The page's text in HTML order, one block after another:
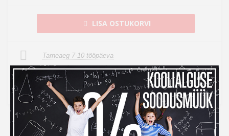
LISA OSTUKORVI
Tarneaeg 7-10 tööpäeva
See toode tuuakse sulle tasuta koju kätte
14 14 päeva tagastusõigus internetist ostmisel
Kampaania